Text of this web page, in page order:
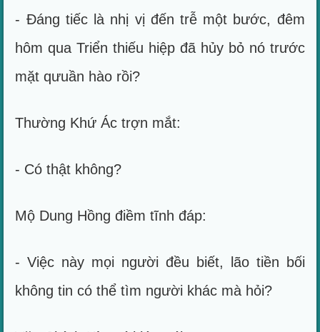
- Đáng tiếc là nhị vị đến trễ một bước, đêm
hôm qua Triển thiếu hiệp đã hủy bỏ nó trước
mặt qưuần hào rồi?
Thường Khứ Ác trợn mắt:
- Có thật không?
Mộ Dung Hồng điềm tĩnh đáp:
- Việc này mọi người đều biết, lão tiền bối
không tin có thể tìm người khác mà hỏi?